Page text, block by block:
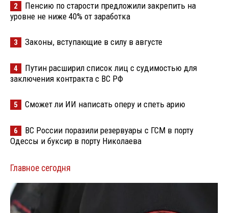
2
Пенсию по старости предложили закрепить на
уровне не ниже 40% от заработка
3 Законы, вступающие в силу в августе
4
Путин расширил список лиц с судимостью для
заключения контракта с ВС РФ
5 Сможет ли ИИ написать оперу и спеть арию
6
ВС России поразили резервуары с ГСМ в порту
Одессы и буксир в порту Николаева
Главное сегодня